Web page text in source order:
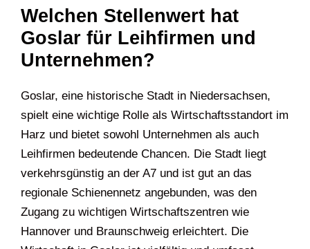
Welchen Stellenwert hat
Goslar für Leihfirmen und
Unternehmen?
Goslar, eine historische Stadt in Niedersachsen,
spielt eine wichtige Rolle als Wirtschaftsstandort im
Harz und bietet sowohl Unternehmen als auch
Leihfirmen bedeutende Chancen. Die Stadt liegt
verkehrsgünstig an der A7 und ist gut an das
regionale Schienennetz angebunden, was den
Zugang zu wichtigen Wirtschaftszentren wie
Hannover und Braunschweig erleichtert. Die